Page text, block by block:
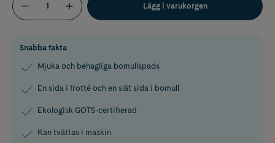
Lägg i varukorgen
Snabba fakta
Mjuka och behagliga bomullspads
En sida i frotté och en slät sida i bomull
Ekologisk GOTS-certifierad
Kan tvättas i maskin